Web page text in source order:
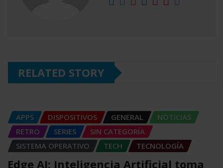
RELATED STORY
APPS DISPOSITIVOS GENERAL
NOTICIAS
RETRO
SERIES
SIN CATEGORÍA
SISTEMA OPERATIVO
TECH TECNOLOGÍA
Edge AI: Inteligencia Artificial toma